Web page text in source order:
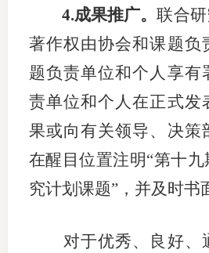
4.成果推广。联合
著作权由协会和课题负
题负责单位和个人享有
责单位和个人在正式发
果或向有关领导、决策
在醒目位置注明“第十九
究计划课题”，并及时书
对于优秀、良好、